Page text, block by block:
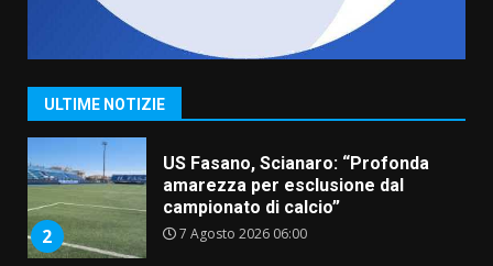
ULTIME NOTIZIE
1
“I Contestatori: Musica di
Rivoluzione”: nuovo
appuntamento con “Fasano in
2
US Fasano, Scianaro: “Profonda
amarezza per esclusione dal
campionato di calcio”
7 Agosto 2026 06:00